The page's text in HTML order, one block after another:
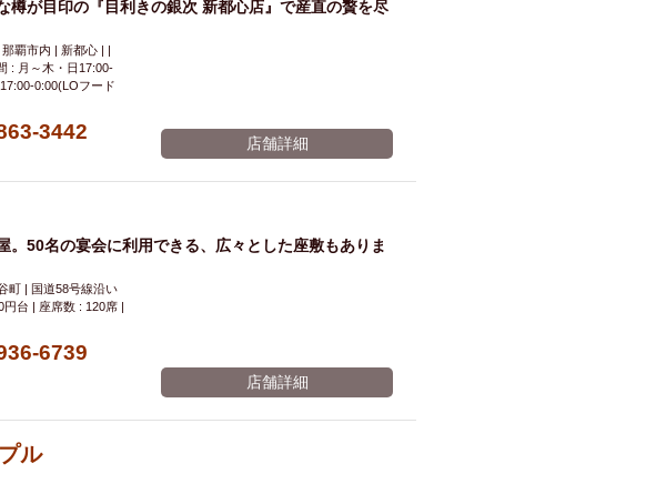
※有効期限2026年11月08日まで
樽が目印の『目利きの銀次 新都心店』で産直の贅を尽
覇市内 | 新都心 | |
: 月～木・日17:00-
0:00(LOフード
3442 店舗詳細
。50名の宴会に利用できる、広々とした座敷もありま
町 | 国道58号線沿い
台 | 座席数 : 120席 |
6739
店舗詳細
ル